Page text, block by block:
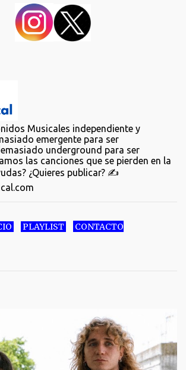
Musicales independiente y
emergente para ser
underground para ser
las canciones que se pierden en la
¿Quieres publicar? ✍️
PLAYLIST CONTACTO